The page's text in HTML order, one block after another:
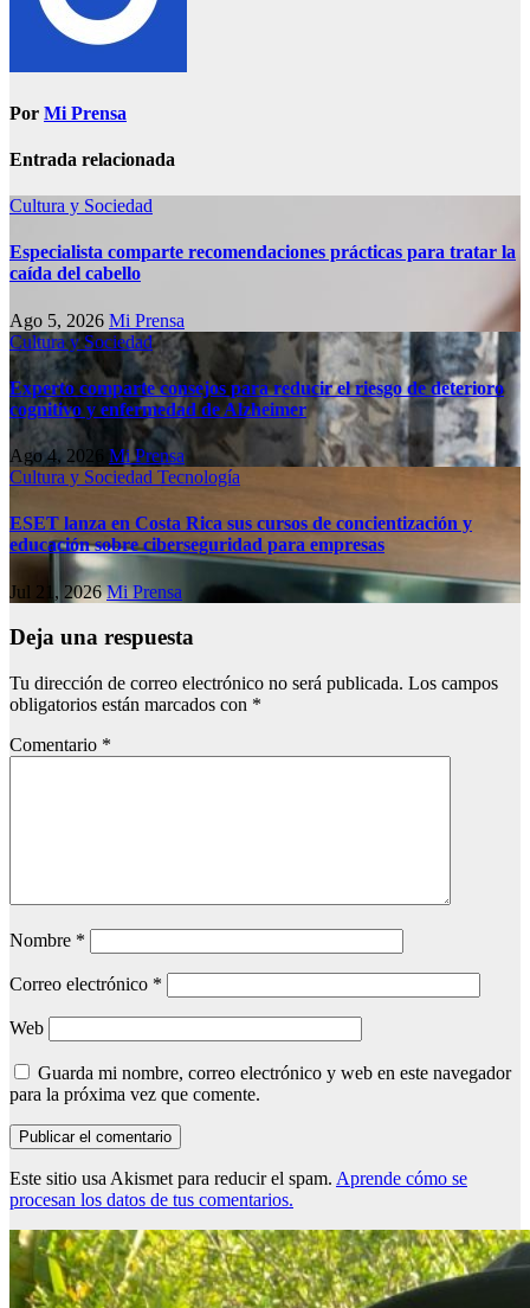
Por Mi Prensa
Entrada relacionada
Cultura y Sociedad
Especialista comparte recomendaciones prácticas para tratar la
caída del cabello
Ago 5, 2026 Mi Prensa
Cultura y Sociedad
Experto comparte consejos para reducir el riesgo de deterioro
cognitivo у enfermedad de Alzheimer
Ago 4, 2026 Mi Prensa
Cultura y Sociedad Tecnología
ESET lanza en Costa Rica sus cursos de concientización y
educación sobre ciberseguridad para empresas
Jul 21, 2026Mi Prensa
Deja una respuesta
Tu dirección de correo electrónico no será publicada. Los campos
obligatorios están marcados con *
Comentario *
Nombre *
Correo electrónico *
Web
Guarda mi nombre, correo electrónico y web en este navegador
para la próxima vez que comente.
Este sitio usa Akismet para reducir el spam. Aprende cómo se
procesan los datos de tus comentarios.